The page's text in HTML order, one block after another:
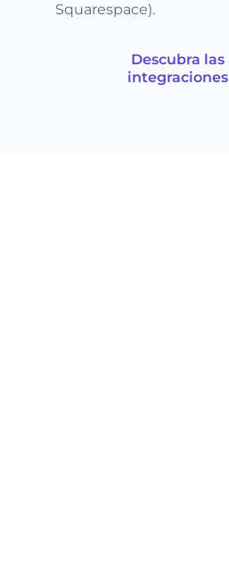
Squarespace).
Descubra las
integraciones